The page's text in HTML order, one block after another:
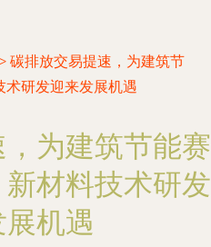
> 碳排放交易提速，为建筑节
术研发迎来发展机遇
为建筑节能赛
材料技术研发
机遇